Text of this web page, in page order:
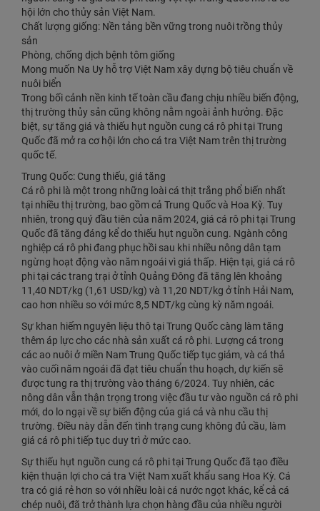
hội lớn cho thủy sản Việt Nam.
Chất lượng giống: Nền tảng bền vững trong nuôi trồng thủy
sản
Phòng, chống dịch bệnh tôm giống
Mong muốn Na Uy hỗ trợ Việt Nam xây dựng bộ tiêu chuẩn về
nuôi biển
Trong bối cảnh nền kinh tế toàn cầu đang chịu nhiều biến động,
thị trường thủy sản cũng không nằm ngoài ảnh hưởng. Đặc
biệt, sự tăng giá và thiếu hụt nguồn cung cá rô phi tại Trung
Quốc đã mở ra cơ hội lớn cho cá tra Việt Nam trên thị trường
quốc tế.
Trung Quốc: Cung thiếu, giá tăng
Cá rô phi là một trong những loài cá thịt trắng phổ biến nhất
tại nhiều thị trường, bao gồm cả Trung Quốc và Hoa Kỳ. Tuy
nhiên, trong quý đầu tiên của năm 2024, giá cá rô phi tại Trung
Quốc đã tăng đáng kể do thiếu hụt nguồn cung. Ngành công
nghiệp cá rô phi đang phục hồi sau khi nhiều nông dân tạm
ngừng hoạt động vào năm ngoái vì giá thấp. Hiện tại, giá cá rô
phi tại các trang trại ở tỉnh Quảng Đông đã tăng lên khoảng
11,40 NDT/kg (1,61 USD/kg) và 11,20 NDT/kg ở tỉnh Hải Nam,
cao hơn nhiều so với mức 8,5 NDT/kg cùng kỳ năm ngoái.
Sự khan hiếm nguyên liệu thô tại Trung Quốc càng làm tăng
thêm áp lực cho các nhà sản xuất cá rô phi. Lượng cá trong
các ao nuôi ở miền Nam Trung Quốc tiếp tục giảm, và cá thả
vào cuối năm ngoái đã đạt tiêu chuẩn thu hoạch, dự kiến sẽ
được tung ra thị trường vào tháng 6/2024. Tuy nhiên, các
nông dân vẫn thận trọng trong việc đầu tư vào nguồn cá rô phi
mới, do lo ngại về sự biến động của giá cả và nhu cầu thị
trường. Điều này dẫn đến tình trạng cung không đủ cầu, làm
giá cá rô phi tiếp tục duy trì ở mức cao.
Sự thiếu hụt nguồn cung cá rô phi tại Trung Quốc đã tạo điều
kiện thuận lợi cho cá tra Việt Nam xuất khẩu sang Hoa Kỳ. Cá
tra có giá rẻ hơn so với nhiều loài cá nước ngọt khác, kể cả cá
chép nuôi, đã trở thành lựa chọn hàng đầu của nhiều người